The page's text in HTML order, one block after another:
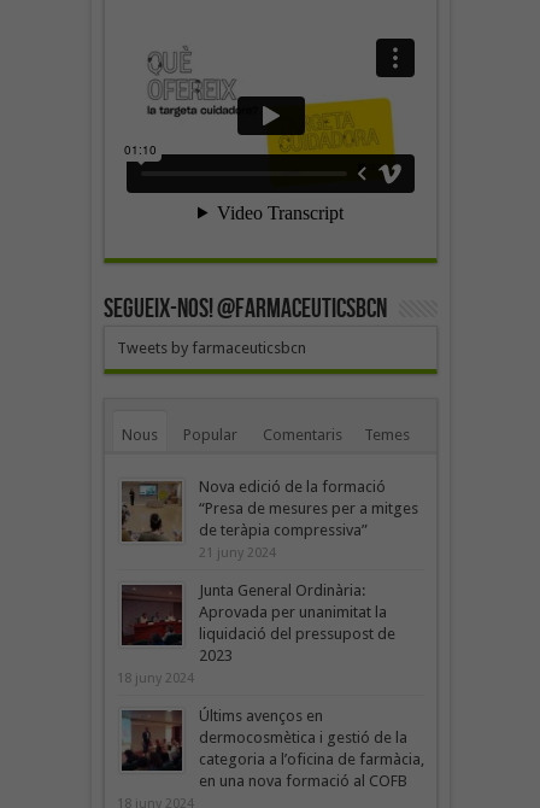
SEGUEIX-NOS! @farmaceuticsbcn
Tweets by farmaceuticsbcn
Nous Popular Comentaris Temes
Nova edició de la formació
“Presa de mesures per a mitges
de teràpia compressiva”
21 juny 2024
Junta General Ordinària:
Aprovada per unanimitat la
liquidació del pressupost de
2023
18 juny 2024
Últims avenços en
dermocosmètica i gestió de la
categoria a l’oficina de farmàcia,
en una nova formació al COFB
18 juny 2024